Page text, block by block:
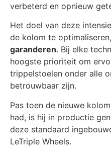
verbeterd en opnieuw
Het doel van deze
de kolom te
garanderen. Bij elke
hoogste prioriteit om
trippelstoelen onder alle
betrouwbaar zijn.
Pas toen de nieuwe
had, is hij in productie
deze standaard
LeTriple Wheels.